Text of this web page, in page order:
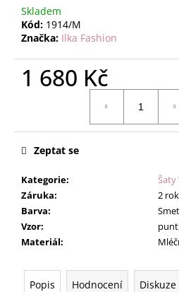
Skladem
Kód: 1914/M
Značka: Ilka Fashion
1 680 Kč
Kategorie:
Šaty
Záruka:
2
Barva:
Vzor:
Materiál:
Zeptat se
Popis Hodnocení Diskuze